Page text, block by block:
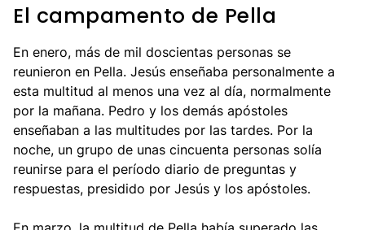
El campamento de Pella
En enero, más de mil doscientas personas se
reunieron en Pella. Jesús enseñaba personalmente a
esta multitud al menos una vez al día, normalmente
por la mañana. Pedro y los demás apóstoles
enseñaban a las multitudes por las tardes. Por la
noche, un grupo de unas cincuenta personas solía
reunirse para el período diario de preguntas y
respuestas, presidido por Jesús y los apóstoles.